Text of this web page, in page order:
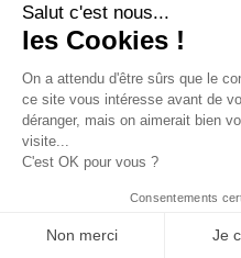
Salut c'est nous...
les Cookies !
On a attendu d'être sûrs que le
ce site vous intéresse avant de
déranger, mais on aimerait bien
visite...
C'est OK pour vous ?
Consentements
Non merci Je